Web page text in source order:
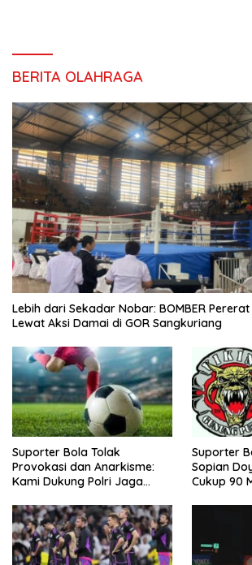
BERITA OLAHRAGA
Lebih dari Sekadar Nobar: BOMBER
Lewat Aksi Damai di GOR Sangkuriang
Suporter Bola Tolak
Provokasi dan Anarkisme:
Kami Dukung Polri Jaga
Suporter
Sopian
Cukup 90